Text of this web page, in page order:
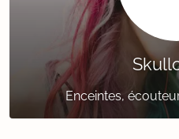
Enceintes,